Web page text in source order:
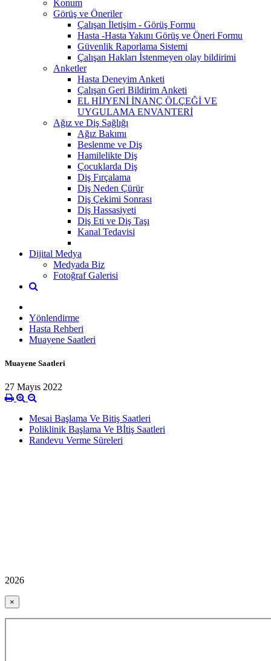
Konum
Görüş ve Öneriler
Çalışan İletişim - Görüş Formu
Hasta -Hasta Yakını Görüş ve Öneri Formu
Güvenlik Raporlama Sistemi
Çalışan Hakları İstenmeyen olay bildirimi
Anketler
Hasta Deneyim Anketi
Çalışan Geri Bildirim Anketi
EL HİJYENİ İNANÇ ÖLÇEĞİ VE
UYGULAMA ENVANTERİ
Ağız ve Diş Sağlığı
Ağız Bakımı
Beslenme ve Diş
Hamilelikte Diş
Çocuklarda Diş
Diş Fırçalama
Diş Neden Çürür
Diş Çekimi Sonrası
Diş Hassasiyeti
Diş Eti ve Diş Taşı
Kanal Tedavisi
Dijital Medya
Medyada Biz
Fotoğraf Galerisi
Yönlendirme
Hasta Rehberi
Muayene Saatleri
Muayene Saatleri
27 Mayıs 2022
Mesai Başlama Ve Bitiş Saatleri
Poliklinik Başlama Ve Bİtiş Saatleri
Randevu Verme Süreleri
2026
×